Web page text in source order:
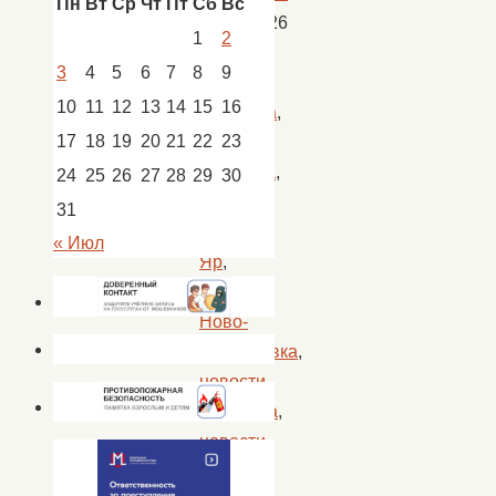
03.06.2026
Новости
новости
Батаевка,
новости
Золотуха ,
Яр,
новости
Ново-
Николаевка,
новости
Покровка,
новости
Пологое
Пн Вт Ср Чт Пт Сб Вс
1
2
3
4 5 6 7 8
9
10 11 12 13 14 15 16
17 18 19 20 21 22 23
24 25 26 27 28 29 30
31
« Июл